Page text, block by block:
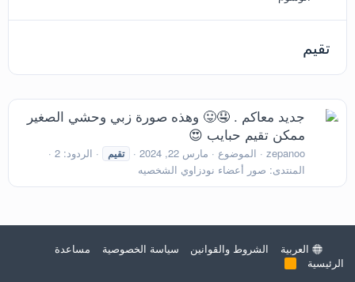
تقيم
جديد معاكم . 🤤😛 وهذه صورة زبي وحشي الصغير
ممكن تقيم حبايب 😍
zepanoo الموضوع مارس 22, 2024 تقيم
الردود: 2
المنتدى: صور أعضاء نودزاوي الشخصيه
العربية الشروط والقوانين سياسة الخصوصية
مساعدة
الرئيسية
R
S